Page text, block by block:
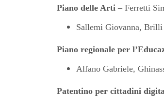
Piano delle Arti – Ferretti
Sallemi Giovanna, Brilli
Piano regionale per
Alfano Gabriele,
Patentino per cittadini